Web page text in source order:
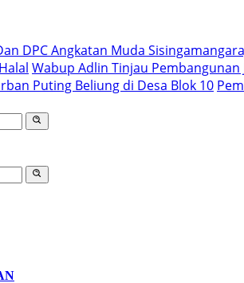
DPC Angkatan Muda
Wabup Adlin Tinjau Pembangunan
Puting Beliung di Desa Blok 10